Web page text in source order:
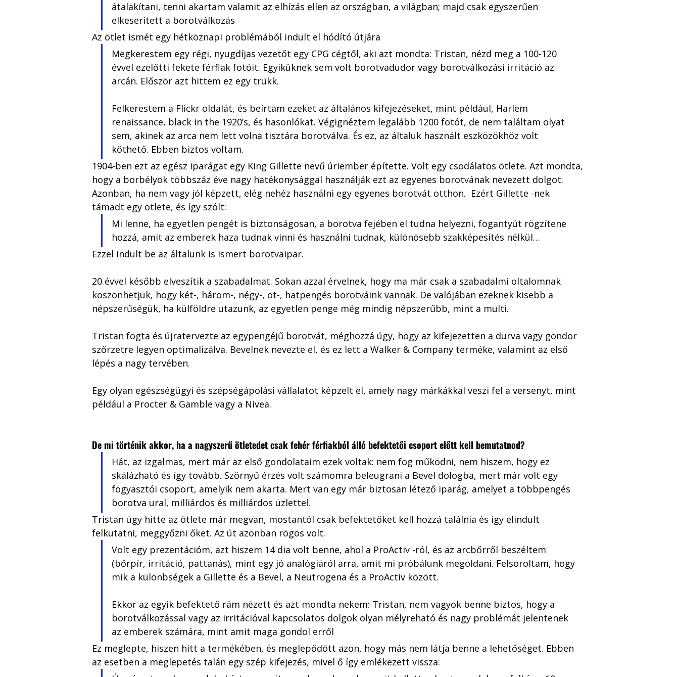
átalakítani, tenni akartam valamit az elhízás ellen az országban, a világban; majd csak egyszerűen
elkeserített a borotválkozás
Az ötlet ismét egy hétköznapi problémából indult el hódító útjára
Megkerestem egy régi, nyugdíjas vezetőt egy CPG cégtől, aki azt mondta: Tristan, nézd meg a 100-120
évvel ezelőtti fekete férfiak fotóit. Egyiküknek sem volt borotvadudor vagy borotválkozási irritáció az
arcán. Először azt hittem ez egy trükk.
Felkerestem a Flickr oldalát, és beírtam ezeket az általános kifejezéseket, mint például, Harlem
renaissance, black in the 1920’s, és hasonlókat. Végignéztem legalább 1200 fotót, de nem találtam olyat
sem, akinek az arca nem lett volna tisztára borotválva. És ez, az általuk használt eszközökhöz volt
köthető. Ebben biztos voltam.
1904-ben ezt az egész iparágat egy King Gillette nevű úriember építette. Volt egy csodálatos ötlete. Azt mondta,
hogy a borbélyok többszáz éve nagy hatékonysággal használják ezt az egyenes borotvának nevezett dolgot.
Azonban, ha nem vagy jól képzett, elég nehéz használni egy egyenes borotvát otthon.  Ezért Gillette -nek
támadt egy ötlete, és így szólt:
Mi lenne, ha egyetlen pengét is biztonságosan, a borotva fejében el tudna helyezni, fogantyút rögzítene
hozzá, amit az emberek haza tudnak vinni és használni tudnak, különösebb szakképesítés nélkül…
Ezzel indult be az általunk is ismert borotvaipar.
20 évvel később elveszítik a szabadalmat. Sokan azzal érvelnek, hogy ma már csak a szabadalmi oltalomnak
köszönhetjük, hogy két-, három-, négy-, öt-, hatpengés borotváink vannak. De valójában ezeknek kisebb a
népszerűségük, ha külföldre utazunk, az egyetlen penge még mindig népszerűbb, mint a multi.
Tristan fogta és újratervezte az egypengéjű borotvát, méghozzá úgy, hogy az kifejezetten a durva vagy göndör
szőrzetre legyen optimalizálva. Bevelnek nevezte el, és ez lett a Walker & Company terméke, valamint az első
lépés a nagy tervében.
Egy olyan egészségügyi és szépségápolási vállalatot képzelt el, amely nagy márkákkal veszi fel a versenyt, mint
például a Procter & Gamble vagy a Nivea.
De mi történik akkor, ha a nagyszerű ötletedet csak fehér férfiakból álló befektetői csoport előtt kell bemutatnod?
Hát, az izgalmas, mert már az első gondolataim ezek voltak: nem fog működni, nem hiszem, hogy ez
skálázható és így tovább. Szörnyű érzés volt számomra beleugrani a Bevel dologba, mert már volt egy
fogyasztói csoport, amelyik nem akarta. Mert van egy már biztosan létező iparág, amelyet a többpengés
borotva ural, milliárdos és milliárdos üzlettel.
Tristan úgy hitte az ötlete már megvan, mostantól csak befektetőket kell hozzá találnia és így elindult
felkutatni, meggyőzni őket. Az út azonban rögös volt.
Volt egy prezentációm, azt hiszem 14 dia volt benne, ahol a ProActiv -ról, és az arcbőrről beszéltem
(bőrpír, irritáció, pattanás), mint egy jó analógiáról arra, amit mi próbálunk megoldani. Felsoroltam, hogy
mik a különbségek a Gillette és a Bevel, a Neutrogena és a ProActiv között.
Ekkor az egyik befektető rám nézett és azt mondta nekem: Tristan, nem vagyok benne biztos, hogy a
borotválkozással vagy az irritációval kapcsolatos dolgok olyan mélyreható és nagy problémát jelentenek
az emberek számára, mint amit maga gondol erről
Ez meglepte, hiszen hitt a termékében, és meglepődött azon, hogy más nem látja benne a lehetőséget. Ebben
az esetben a meglepetés talán egy szép kifejezés, mivel ő így emlékezett vissza: